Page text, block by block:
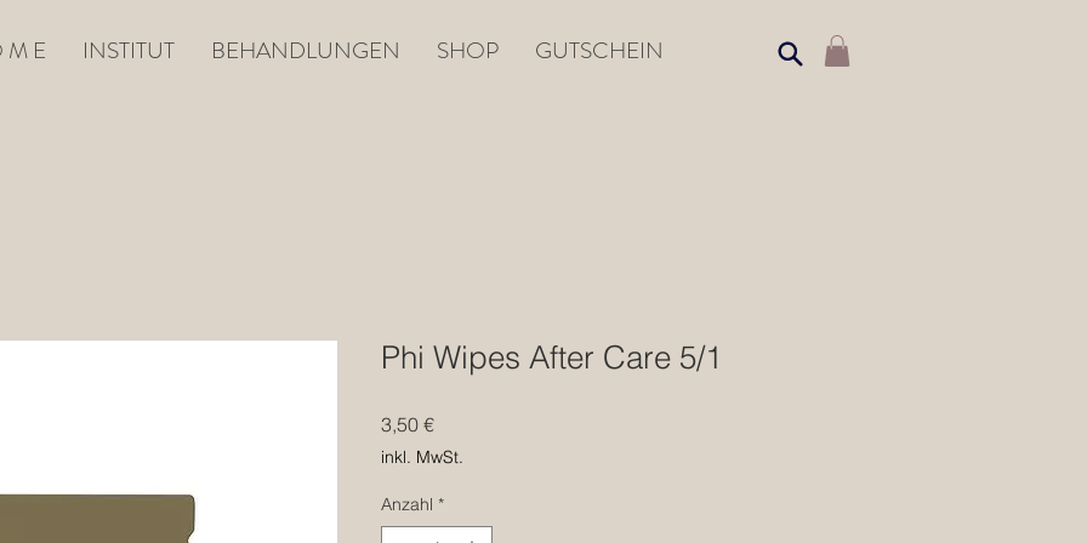
M E INSTITUT BEHANDLUNGEN SHOP GUTSCHEIN
Phi Wipes After Care 5/1
3,50 €Preis
inkl. MwSt.
Anzahl *